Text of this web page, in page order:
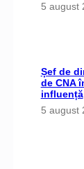
5 august
Șef de
de CNA
influență
5 august